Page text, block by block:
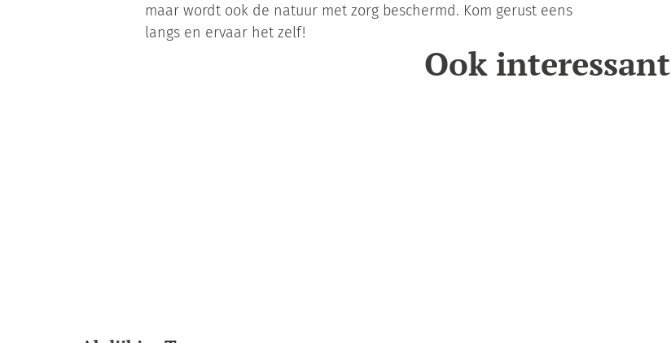
maar wordt ook de natuur met zorg beschermd. Kom gerust eens
langs en ervaar het zelf!
Ook interessant